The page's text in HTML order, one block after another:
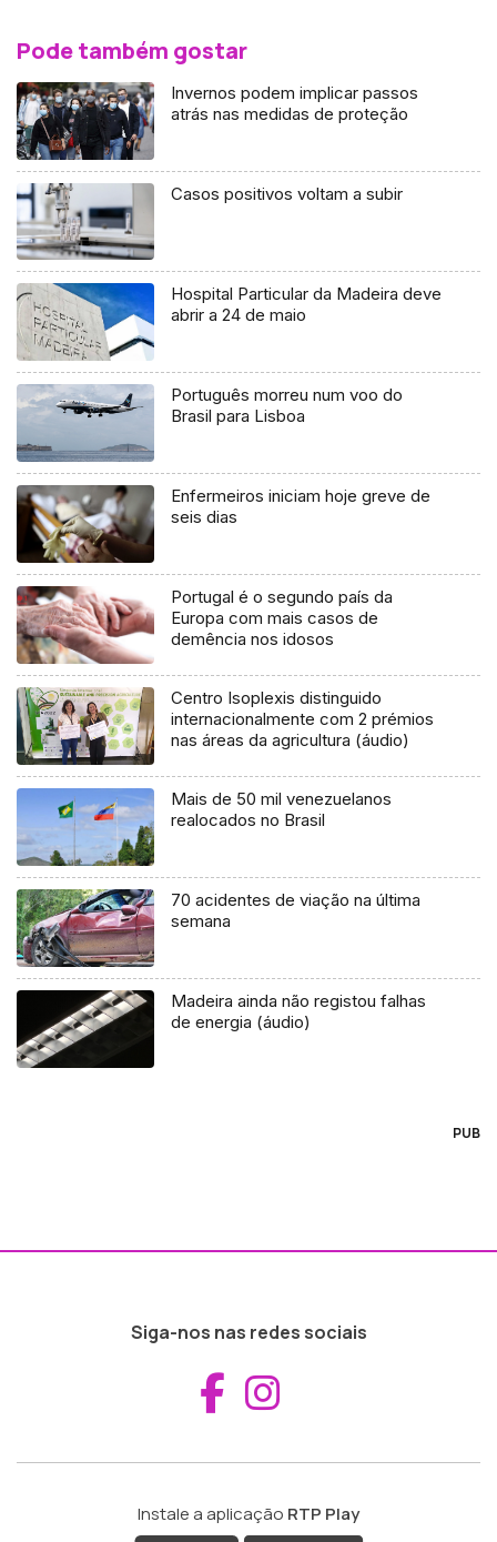
Pode também gostar
Invernos podem implicar passos
atrás nas medidas de proteção
Casos positivos voltam a subir
Hospital Particular da Madeira deve
abrir a 24 de maio
Português morreu num voo do
Brasil para Lisboa
Enfermeiros iniciam hoje greve de
seis dias
Portugal é o segundo país da
Europa com mais casos de
demência nos idosos
Centro Isoplexis distinguido
internacionalmente com 2 prémios
nas áreas da agricultura (áudio)
Mais de 50 mil venezuelanos
realocados no Brasil
70 acidentes de viação na última
semana
Madeira ainda não registou falhas
de energia (áudio)
PUB
Siga-nos nas redes sociais
Aceder ao
Instale a aplicação RTP Play